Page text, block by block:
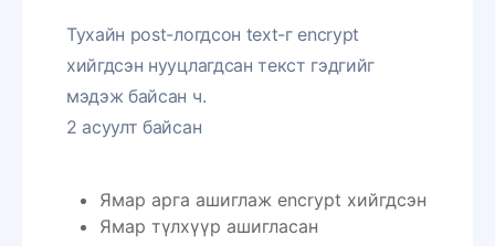
Тухайн post-логдсон text-г encrypt
хийгдсэн нууцлагдсан текст гэдгийг
мэдэж байсан ч.
2 асуулт байсан
Ямар арга ашиглаж encrypt хийгдсэн
Ямар түлхүүр ашигласан